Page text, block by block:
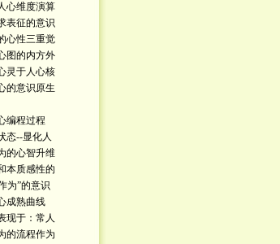
心维度演算
表征的意识
心性三重觉
图的内方外
灵于人心核
的意识原生
编程过程
态--显化人
的心智升维
本质感性的
为”的意识
成熟曲线
现于：常人
的流程作为